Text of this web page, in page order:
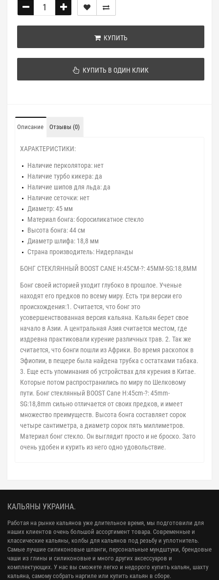
КУПИТЬ
КУПИТЬ В ОДИН КЛИК
Описание Отзывы (0)
ХАРАКТЕРИСТИКИ:
Наличие перколятора: нет
Наличие турбо кикера: да
Наличие шипов для льда: да
Наличие сеточки: нет
Диаметр:45 мм
Материал бонга:боросиликатное стекло
Высота бонга:44 см
Диаметр шлифа: 18,8 мм
Страна производитель: Нидерланды
БОНГ СТЕКЛЯННЫЙ BOOST CANE H:45CM-?: 45MM-SG:18,8MM
Бонг своей историей уходит глубоко в прошлое. Ученые
находят его предков по всему миру. Есть три версии его
происхождения:1. Считается, что бонг это
усовершенствованная версия кальяна. Кальян берет свое
начало в Азии. А центральная Азия считается местом, где
издревна практиковали курение различных трав. 2. Так же
считается, что бонги пошли из Африки. Во время раскопок в
Эфиопии, в пещере была найдена трубка с остатками табака.
3. Еще есть упоминания об устройствах для курения в Китае.
Которые потом распространились по миру по Шелковому
пути. Бонг стеклянный BOOST Cane H:45cm-?: 45mm-
SG:18,8mm сильно отличается от своих предков, и имеет
множество преимуществ. Высота бонга составляет сорок
четыре сантиметра, а диаметр сорок пять миллиметров.
Материал бонг стекло. Он выглядит просто и не броско. Зато
очень удобен и курить из него одно удовольствие.
КАЛЬЯНЫ УКРАИНА.
Работая на рынке кальянов уже длительное время, мы подготовили для
наших клиентов очень большой ассортимент товара. Современные и
классические кальяны, колбы для кальянов под резьбу и уплотнитель.
Самые лучшие силиконовые шланги, персональные мундштуки, брендовые
чаши из глины и силиконовые и много других аксессуаров и
комплектующих. У нас вы сможете легко и недорого купить кальян, шахту
кальяна, самому собрать наргиле или купить кальян в сборе.